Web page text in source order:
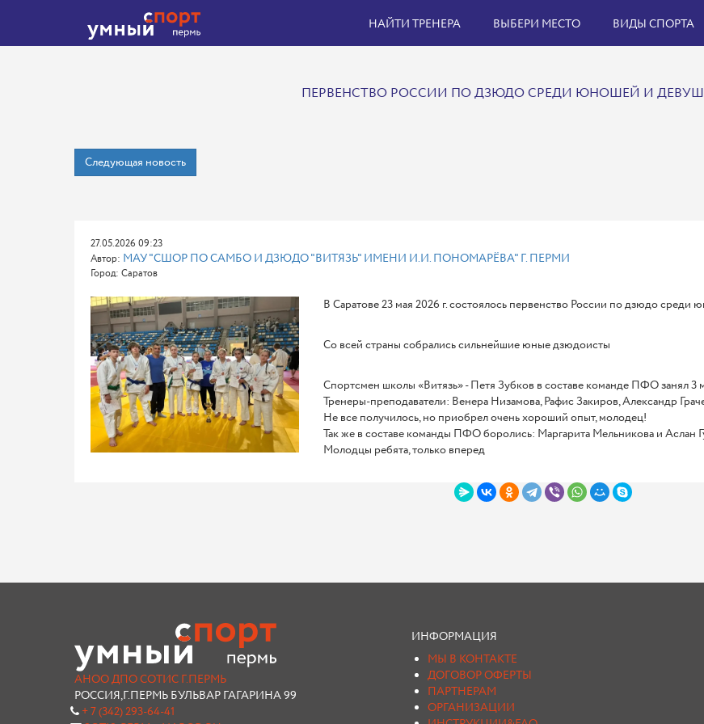
НАЙТИ ТРЕНЕРА ВЫБЕРИ МЕСТО ВИДЫ СПОРТА
ПЕРВЕНСТВО РОССИИ ПО ДЗЮДО СРЕДИ ЮНОШЕЙ И
Следующая новость
27.05.2026 09:23
Автор: МАУ "СШОР ПО САМБО И ДЗЮДО "ВИТЯЗЬ" ИМЕНИ И.И. ПОНОМАРЁВА" Г. ПЕРМИ
Город: Саратов
В Саратове 23 мая 2026 г. состоялось первенство России по дзюдо среди
Со всей страны собрались сильнейшие юные дзюдоисты
Спортсмен школы «Витязь» - Петя Зубков в составе команде ПФО занял 3
Тренеры-преподаватели: Венера Низамова, Рафис Закиров, Александр
Не все получилось, но приобрел очень хороший опыт, молодец!
Так же в составе команды ПФО боролись: Маргарита Мельникова и Аслан
Молодцы ребята, только вперед
АНОО ДПО СОТИС Г.ПЕРМЬ
РОССИЯ,Г.ПЕРМЬ БУЛЬВАР ГАГАРИНА 99
+ 7 (342) 293-64-41
ИНФОРМАЦИЯ
МЫ В КОНТАКТЕ
ДОГОВОР ОФЕРТЫ
ПАРТНЕРАМ
ОРГАНИЗАЦИИ